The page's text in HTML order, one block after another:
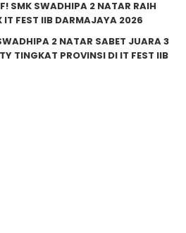
SMK SWADHIPA 2 NATAR RAIH
FEST IIB DARMAJAYA 2026
2 NATAR SABET JUARA 3
TINGKAT PROVINSI DI IT FEST IIB